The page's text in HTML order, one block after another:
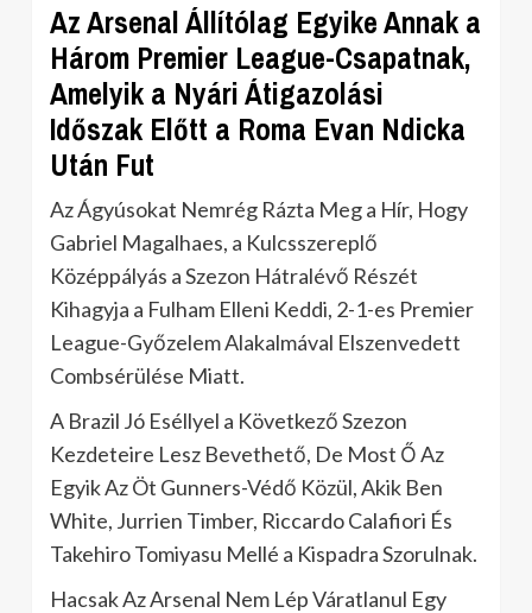
Az Arsenal Állítólag Egyike Annak a
Három Premier League-Csapatnak,
Amelyik a Nyári Átigazolási
Időszak Előtt a Roma Evan Ndicka
Után Fut
Az Ágyúsokat Nemrég Rázta Meg a Hír, Hogy
Gabriel Magalhaes, a Kulcsszereplő
Középpályás a Szezon Hátralévő Részét
Kihagyja a Fulham Elleni Keddi, 2-1-es Premier
League-Győzelem Alakalmával Elszenvedett
Combsérülése Miatt.
A Brazil Jó Eséllyel a Következő Szezon
Kezdeteire Lesz Bevethető, De Most Ő Az
Egyik Az Öt Gunners-Védő Közül, Akik Ben
White, Jurrien Timber, Riccardo Calafiori És
Takehiro Tomiyasu Mellé a Kispadra Szorulnak.
Hacsak Az Arsenal Nem Lép Váratlanul Egy